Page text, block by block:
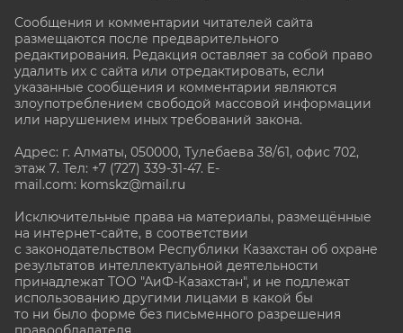
Сообщения и комментарии читателей сайта
размещаются после предварительного
редактирования. Редакция оставляет за собой право
удалить их с сайта или отредактировать, если
указанные сообщения и комментарии являются
злоупотреблением свободой массовой информации
или нарушением иных требований закона.
Адрес: г. Алматы, 050000, Тулебаева 38/61, офис 702,
этаж 7. Тел: +7 (727) 339-31-47. E-
mail.com: komskz@mail.ru
Исключительные права на материалы, размещённые
на интернет-сайте, в соответствии
с законодательством Республики Казахстан об охране
результатов интеллектуальной деятельности
принадлежат ТОО "АиФ-Казахстан", и не подлежат
использованию другими лицами в какой бы
то ни было форме без письменного разрешения